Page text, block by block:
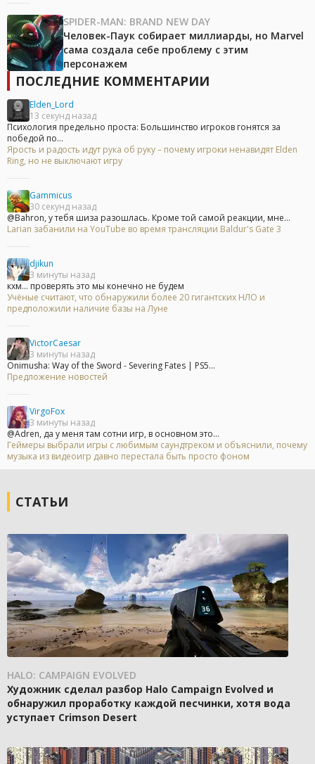
SPIDER-MAN: BRAND NEW DAY
Человек-Паук собирает миллиарды, но Marvel
сама создала себе проблему с этим
персонажем
ПОСЛЕДНИЕ КОММЕНТАРИИ
Elden_Lord
13 секунд назад
Психология предельно проста: Большинство игроков гонятся за
победой по...
Ярость и радость идут рука об руку – почему игроки ненавидят Elden
Ring, но не выключают игру
Gammicus
30 секунд назад
@Bahron, у тебя шиза разошлась. Кроме той самой реакции, мне...
Larian забанили на YouTube во время трансляции Baldur's Gate 3
djikun
3 минуты назад
кхм... проверять это мы конечно не будем
Учёные считают, что обнаружили более 20 гигантских НЛО и
предположили наличие базы на Луне
VictorCaesar
3 минуты назад
Onimusha: Way of the Sword - Severing Fates | PS5...
Предложение новостей
VirgoFox
3 минуты назад
@Adren, да у меня там сотни игр, в основном это...
Геймеры выбрали игры с любимым саундтреком и объяснили, почему
музыка из видеоигр давно перестала быть просто фоном
СТАТЬИ
HALO: CAMPAIGN EVOLVED
Художник сделал разбор Halo Campaign Evolved и
обнаружил проработку каждой песчинки, хотя вода
уступает Crimson Desert